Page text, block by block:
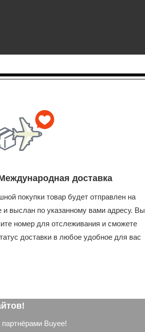
доставка
покупки товар будет отправлен на
и выслан по указанному вами адресу. Вы
номер для отслеживания и сможете
доставки в любое удобное для вас
Buyee!